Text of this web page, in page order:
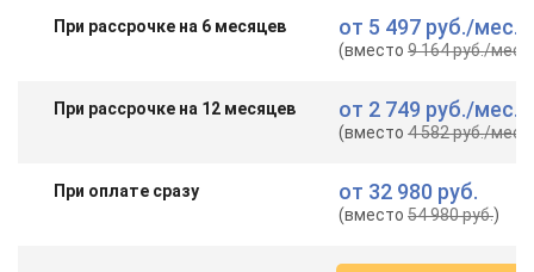
При рассрочке на 6 месяцев от 5 497 руб./мес.
(вместо9 164 руб./мес.
При рассрочке на 12 месяцев от 2 749 руб./мес.
(вместо4 582 руб./мес.
При оплате сразу от 32 980 руб.
(вместо54 980 руб.)